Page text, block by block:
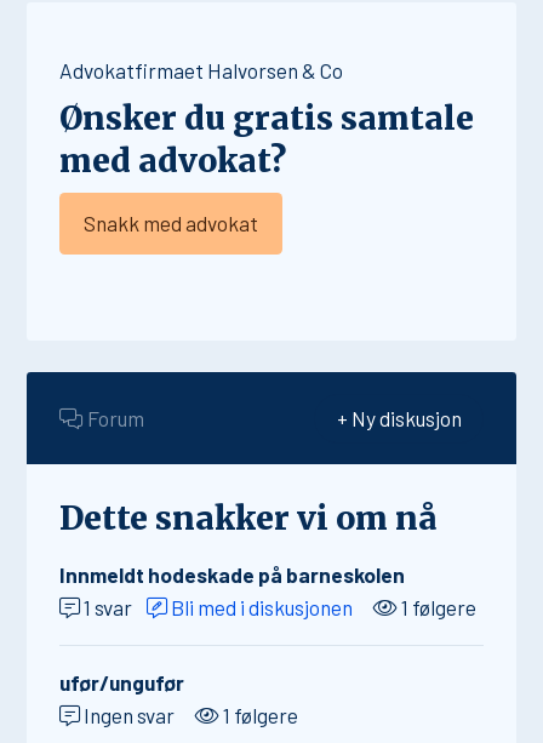
Advokatfirmaet Halvorsen & Co
Ønsker du gratis samtale
med advokat?
Snakk med advokat
Forum + Ny diskusjon
Dette snakker vi om nå
Innmeldt hodeskade på barneskolen
1 svar
Bli med i diskusjonen 1 følgere
ufør/ungufør
Ingen svar
1 følgere